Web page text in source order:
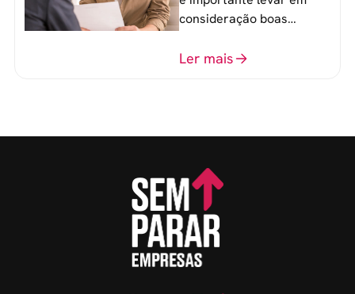
consideração boas
o perfil do profissional e
Ler mais